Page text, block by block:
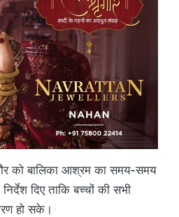
को बालिका आश्रम का समय-समय
दिए ताकि बच्चों की सभी
हो सके।